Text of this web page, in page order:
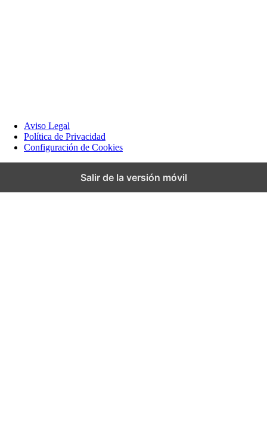
Aviso Legal
Política de Privacidad
Configuración de Cookies
Salir de la versión móvil